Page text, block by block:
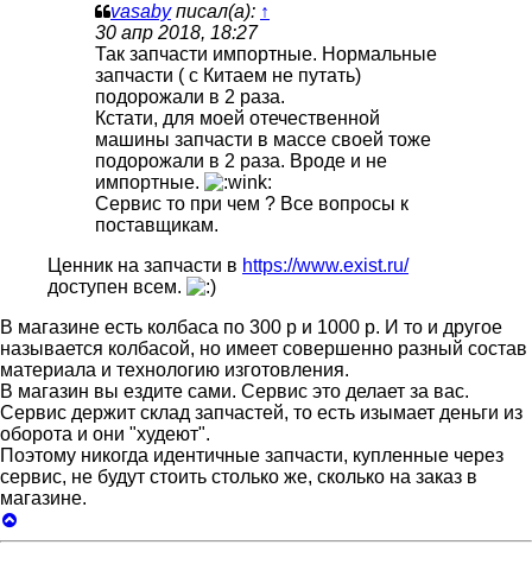
vasabyписал(а): ↑
30 апр 2018, 18:27
Так запчасти импортные. Нормальные
запчасти ( с Китаем не путать)
подорожали в 2 раза.
Кстати, для моей отечественной
машины запчасти в массе своей тоже
подорожали в 2 раза. Вроде и не
импортные.
Сервис то при чем ? Все вопросы к
поставщикам.
Ценник на запчасти в https://www.exist.ru/
доступен всем.
В магазине есть колбаса по 300 р и 1000 р. И то и другое
называется колбасой, но имеет совершенно разный состав
материала и технологию изготовления.
В магазин вы ездите сами. Сервис это делает за вас.
Сервис держит склад запчастей, то есть изымает деньги из
оборота и они "худеют".
Поэтому никогда идентичные запчасти, купленные через
сервис, не будут стоить столько же, сколько на заказ в
магазине.
к